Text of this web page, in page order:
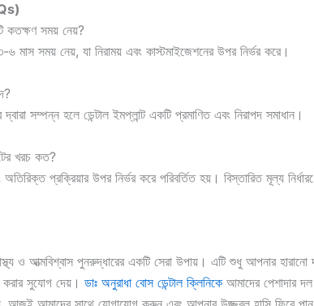
কতক্ষণ সময় নেয়?
৬ মাস সময় নেয়, যা নিরাময় এবং কাস্টমাইজেশনের উপর নির্ভর করে।
দ্বারা সম্পন্ন হলে ডেন্টাল ইমপ্লান্ট একটি প্রমাণিত এবং নিরাপদ সমাধান।
খরচ কত?
অতিরিক্ত প্রক্রিয়ার উপর নির্ভর করে পরিবর্তিত হয়। বিস্তারিত মূল্য
ও আত্মবিশ্বাস পুনরুদ্ধারের একটি সেরা উপায়। এটি শুধু আপনার
সুযোগ দেয়। ডাঃ অনুরাধা বোস ডেন্টাল ক্লিনিকে আমাদের পেশাদার